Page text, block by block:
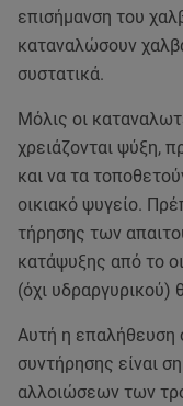
επισήμανση του
καταναλώσουν
συστατικά.
Μόλις οι
χρειάζονται ψύξη,
και να τα
οικιακό ψυγείο.
τήρησης των
κατάψυξης από το
(όχι υδραργυρικού)
Αυτή η επαλήθευση
συντήρησης είναι
αλλοιώσεων των